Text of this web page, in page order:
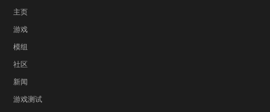
主页
游戏
模组
社区
新闻
游戏测试